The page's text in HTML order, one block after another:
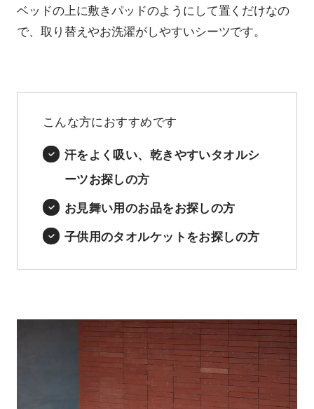
ベッドの上に敷きパッドのようにして置くだけなの
で、取り替えやお洗濯がしやすいシーツです。
こんな方におすすめです
汗をよく吸い、乾きやすいタオルシ
ーツお探しの方
お見舞い用のお品をお探しの方
子供用のタオルケットをお探しの方